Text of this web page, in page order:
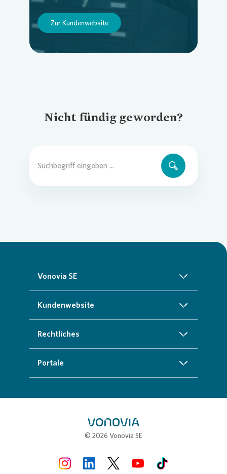
Zur Kundenwebsite
Nicht fündig geworden?
Vonovia SE
Über uns
Nachhaltigkeit
Kundenwebsite
Startseite
Kundenservice
Weitere Angebote
Rechtliches
Impressum
Portale
© 2026 Vonovia SE